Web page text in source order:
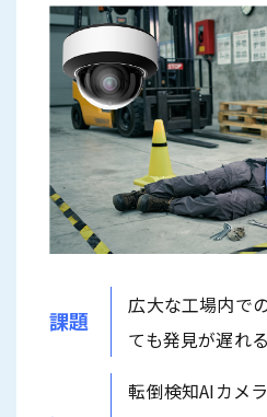
課題
広大な工場内で
ても発見が遅れ
転倒検知AIカメ